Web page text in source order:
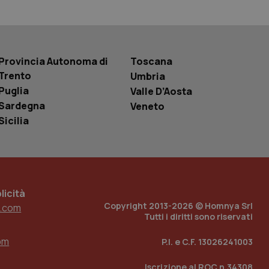
Autonoma di
Toscana
Umbria
Valle D’Aosta
Veneto
Copyright 2013-2026 © Homnya Srl
Tutti i diritti sono riservati
P.I. e C.F. 13026241003
con identity